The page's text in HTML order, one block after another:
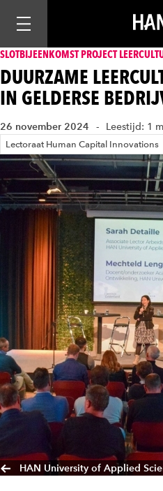
Mobiele navigatie openen
SLOTBIJEENKOMST PROJECT
DUURZAME
IN GELDERSE
26 november 2024 Leestijd: 1
Lectoraat Human Capital Innovations
HAN University of Applied